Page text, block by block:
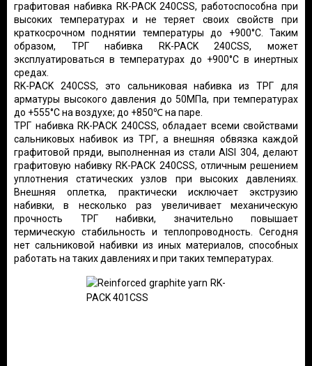
графитовая набивка RK-PACK 240CSS, работоспособна при
высоких температурах и не теряет своих свойств при
краткосрочном поднятии температуры до +900°С. Таким
образом, ТРГ набивка RK-PACK 240CSS, может
эксплуатироваться в температурах до +900°С в инертных
средах.
RK-PACK 240CSS, это сальниковая набивка из ТРГ для
арматуры высокого давления до 50МПа, при температурах
до +555°С на воздухе; до +850℃ на паре.
ТРГ набивка RK-PACK 240CSS, обладает всеми свойствами
сальниковых набивок из ТРГ, а внешняя обвязка каждой
графитовой пряди, выполненная из стали AISI 304, делают
графитовую набивку RK-PACK 240CSS, отличным решением
уплотнения статических узлов при высоких давлениях.
Внешняя оплетка, практически исключает экструзию
набивки, в несколько раз увеличивает механическую
прочность ТРГ набивки, значительно повышает
термическую стабильность и теплопроводность. Сегодня
нет сальниковой набивки из иных материалов, способных
работать на таких давлениях и при таких температурах.